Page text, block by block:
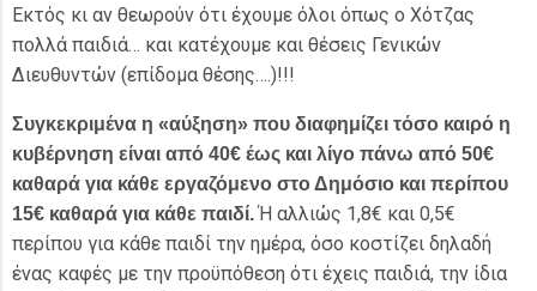
Εκτός κι αν θεωρούν ότι έχουμε όλοι όπως ο Χότζας
πολλά παιδιά… και κατέχουμε και θέσεις Γενικών
Διευθυντών (επίδομα θέσης….)!!!
Συγκεκριμένα η «αύξηση» που διαφημίζει τόσο καιρό η
κυβέρνηση είναι από 40€ έως και λίγο πάνω από 50€
καθαρά για κάθε εργαζόμενο στο Δημόσιο και περίπου
15€ καθαρά για κάθε παιδί.Ή αλλιώς 1,8€ και 0,5€
περίπου για κάθε παιδί την ημέρα, όσο κοστίζει δηλαδή
ένας καφές με την προϋπόθεση ότι έχεις παιδιά, την ίδια